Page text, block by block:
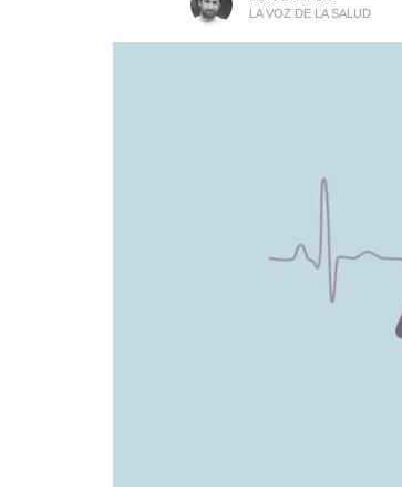
LA VOZ DE LA SALUD